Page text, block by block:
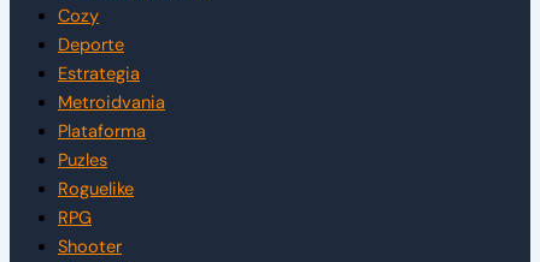
Cozy
Deporte
Estrategia
Metroidvania
Plataforma
Puzles
Roguelike
RPG
Shooter